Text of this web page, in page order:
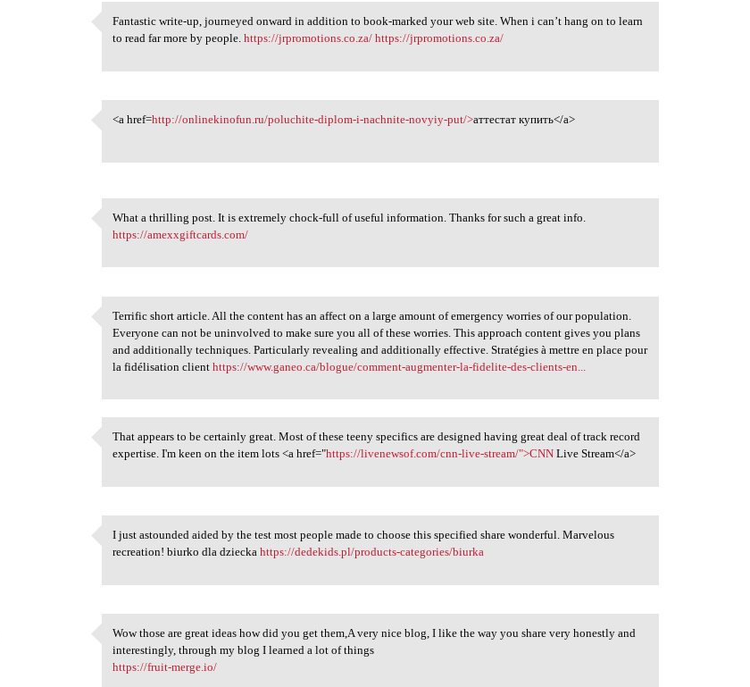
Fantastic write-up, journeyed
Fantastic write-up, journeyed onward in addition to book-marked your web site. When i can’t hang on to learn
to read far more by people.https://jrpromotions.co.za/ https://jrpromotions.co.za/
<a href=http://onlinekinofun
<a href=http://onlinekinofun.ru/poluchite-diplom-i-nachnite-novyiy-put/>аттестат купить</a>
What a thrilling post. It is
What a thrilling post. It is extremely chock-full of useful information. Thanks for such a great info.
https://amexxgiftcards.com/
Terrific short article. All
Terrific short article. All the content has an affect on a large amount of emergency worries of our population.
Everyone can not be uninvolved to make sure you all of these worries. This approach content gives you plans
and additionally techniques. Particularly revealing and additionally effective. Stratégies à mettre en place pour
la fidélisation clienthttps://www.ganeo.ca/blogue/comment-augmenter-la-fidelite-des-clients-en...
That appears to be certainly
That appears to be certainly great. Most of these teeny specifics are designed having great deal of track record
expertise. I'm keen on the item lots <a href="https://livenewsof.com/cnn-live-stream/">CNN Live Stream</a>
I just astounded aided by the
I just astounded aided by the test most people made to choose this specified share wonderful. Marvelous
recreation! biurko dla dzieckahttps://dedekids.pl/products-categories/biurka
Wow those are great ideas how
Wow those are great ideas how did you get them,A very nice blog, I like the way you share very honestly and
interestingly, through my blog I learned a lot of things
https://fruit-merge.io/